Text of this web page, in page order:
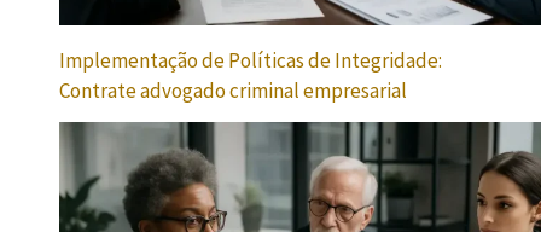
Implementação de Políticas de Integridade:
Contrate advogado criminal empresarial